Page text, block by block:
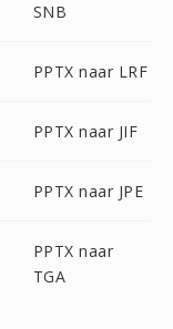
SNB
PPTX naar LRF
PPTX naar JIF
PPTX naar JPE
PPTX naar
TGA